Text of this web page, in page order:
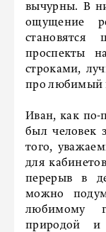
вычурны. В
ощущение
становятся
проспекты
строками,
про любимый
Иван, как по-
был человек
того,
для
перерыв в
можно
любимому
природой и